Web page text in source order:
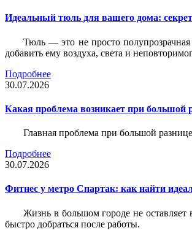
Идеальный тюль для вашего дома:
Тюль — это не просто
добавить ему воздуха, света и
Подробнее
30.07.2026
Какая проблема возникает при большой
Главная проблема при большой
Подробнее
30.07.2026
Фитнес у метро Спартак: как найти
Жизнь в большом городе не
быстро добраться после работы.